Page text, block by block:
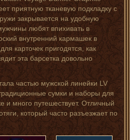
приятную тканевую подкладку с
закрывается на удобную
любят впихивать в
внутренний кармашек в
карточек пригодятся, как
эта барсетка довольно
частью мужской линейки LV
сумки и наборы для
и много путешествует. Отличный
который часто разъезжает по